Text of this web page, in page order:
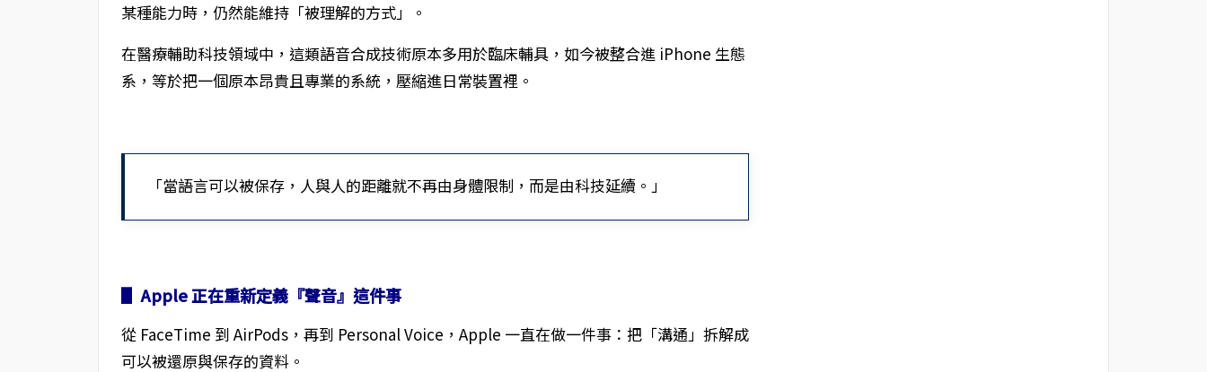
某種能力時，仍然能維持「被理解的方式」。
在醫療輔助科技領域中，這類語音合成技術原本多用於臨床輔具，如今被整合進 iPhone 生態
系，等於把一個原本昂貴且專業的系統，壓縮進日常裝置裡。
「當語言可以被保存，人與人的距離就不再由身體限制，而是由科技延續。」
▋ Apple 正在重新定義『聲音』這件事
從 FaceTime 到 AirPods，再到 Personal Voice，Apple 一直在做一件事：把「溝通」拆解成
可以被還原與保存的資料。